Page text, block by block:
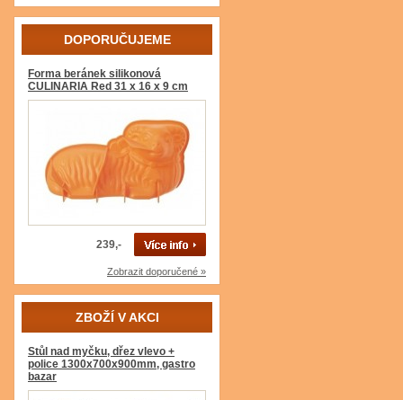
DOPORUČUJEME
Forma beránek silikonová
CULINARIA Red 31 x 16 x 9 cm
239,-
Zobrazit doporučené »
ZBOŽÍ V AKCI
Stůl nad myčku, dřez vlevo +
police 1300x700x900mm, gastro
bazar